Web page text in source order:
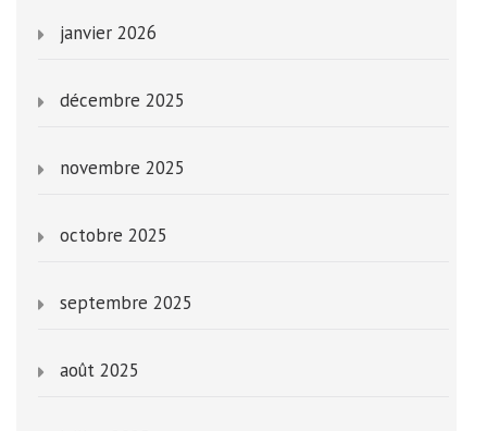
janvier 2026
décembre 2025
novembre 2025
octobre 2025
septembre 2025
août 2025